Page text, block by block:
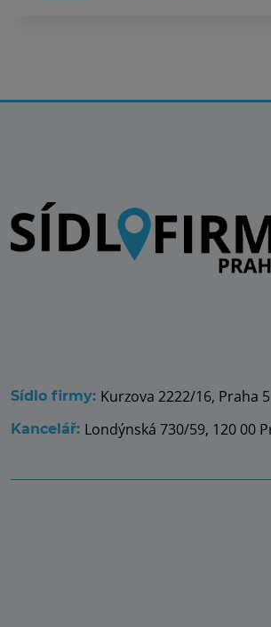
Sídlo firmy: Kurzova 2222/16, Praha 5
Kancelář: Londýnská 730/59, 120 00